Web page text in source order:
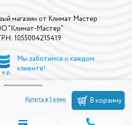
Купить в 1 клик В корзину
магазин от Климат Мастер
"Климат-Мастер"
1055004215419
Мы заботимся о каждом
клиенте!